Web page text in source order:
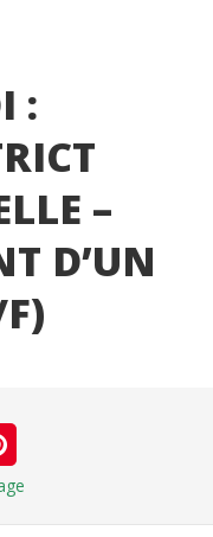
:
–
D’UN